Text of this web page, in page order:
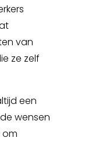
van
ze zelf
een
wensen
om